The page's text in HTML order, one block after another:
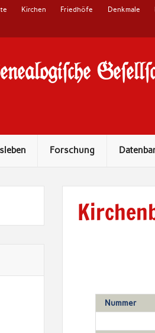
Kirchen Friedhöfe Denkmale
Forschung
Nummer